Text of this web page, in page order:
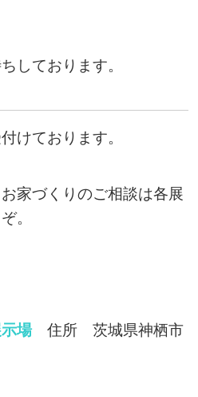
しております。
けております。
家づくりのご相談は各展
。
場住所 茨城県神栖市